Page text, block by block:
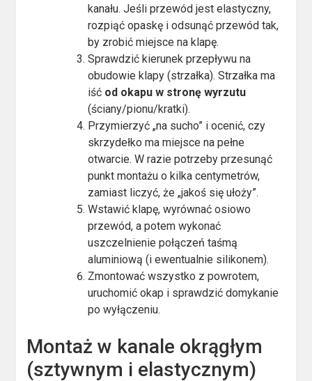
kanału. Jeśli przewód jest elastyczny,
rozpiąć opaskę i odsunąć przewód tak,
by zrobić miejsce na klapę.
Sprawdzić kierunek przepływu na
obudowie klapy (strzałka). Strzałka ma
iść od okapu w stronę wyrzutu
(ściany/pionu/kratki).
Przymierzyć „na sucho” i ocenić, czy
skrzydełko ma miejsce na pełne
otwarcie. W razie potrzeby przesunąć
punkt montażu o kilka centymetrów,
zamiast liczyć, że „jakoś się ułoży”.
Wstawić klapę, wyrównać osiowo
przewód, a potem wykonać
uszczelnienie połączeń taśmą
aluminiową (i ewentualnie silikonem).
Zmontować wszystko z powrotem,
uruchomić okap i sprawdzić domykanie
po wyłączeniu.
Montaż w kanale okrągłym
(sztywnym i elastycznym)